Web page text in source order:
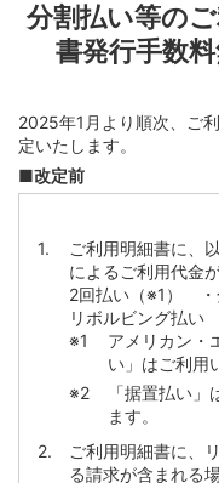
分割払い等の
書発行手数
2025年1月より順次、ご
定いたします。
■改定前
ご利用明細書に、
によるご利用代金
2回払い（※1）
リボルビング払い
アメリカン・
い」はご利用
「据置払い
ます。
ご利用明細書に、
る請求が含まれる